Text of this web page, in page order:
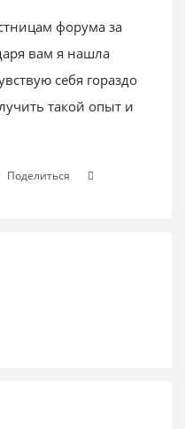
форума за
вам я нашла
себя гораздо
такой опыт и
Поделиться